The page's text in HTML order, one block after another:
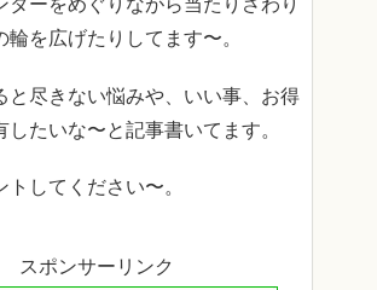
ターをめぐりながら当たりさわり
輪を広げたりしてます〜。
と尽きない悩みや、いい事、お得
したいな〜と記事書いてます。
してください〜。
スポンサーリンク